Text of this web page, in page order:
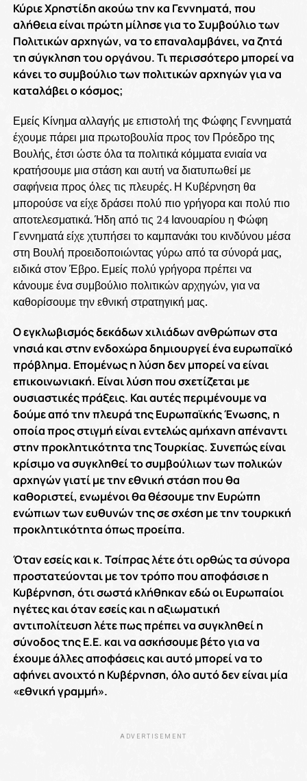
Κύριε Χρηστίδη ακούω την κα Γεννηματά, που
αλήθεια είναι πρώτη μίλησε για το Συμβούλιο των
Πολιτικών αρχηγών, να το επαναλαμβάνει, να ζητά
τη σύγκληση του οργάνου. Τι περισσότερο μπορεί να
κάνει το συμβούλιο των πολιτικών αρχηγών για να
καταλάβει ο κόσμος;
Εμείς Κίνημα αλλαγής με επιστολή της Φώφης Γεννηματά
έχουμε πάρει μια πρωτοβουλία προς τον Πρόεδρο της
Βουλής, έτσι ώστε όλα τα πολιτικά κόμματα ενιαία να
κρατήσουμε μια στάση και αυτή να διατυπωθεί με
σαφήνεια προς όλες τις πλευρές. Η Κυβέρνηση θα
μπορούσε να είχε δράσει πολύ πιο γρήγορα και πολύ πιο
αποτελεσματικά. Ήδη από τις 24 Ιανουαρίου η Φώφη
Γεννηματά είχε χτυπήσει το καμπανάκι του κινδύνου μέσα
στη Βουλή προειδοποιώντας γύρω από τα σύνορά μας,
ειδικά στον Έβρο. Εμείς πολύ γρήγορα πρέπει να
κάνουμε ένα συμβούλιο πολιτικών αρχηγών, για να
καθορίσουμε την εθνική στρατηγική μας.
Ο εγκλωβισμός δεκάδων χιλιάδων ανθρώπων στα
νησιά και στην ενδοχώρα δημιουργεί ένα ευρωπαϊκό
πρόβλημα. Επομένως η λύση δεν μπορεί να είναι
επικοινωνιακή. Είναι λύση που σχετίζεται με
ουσιαστικές πράξεις. Και αυτές περιμένουμε να
δούμε από την πλευρά της Ευρωπαϊκής Ένωσης, η
οποία προς στιγμή είναι εντελώς αμήχανη απέναντι
στην προκλητικότητα της Τουρκίας. Συνεπώς είναι
κρίσιμο να συγκληθεί το συμβούλιων των πολικών
αρχηγών γιατί με την εθνική στάση που θα
καθοριστεί, ενωμένοι θα θέσουμε την Ευρώπη
ενώπιων των ευθυνών της σε σχέση με την τουρκική
προκλητικότητα όπως προείπα.
Όταν εσείς και κ. Τσίπρας λέτε ότι ορθώς τα σύνορα
προστατεύονται με τον τρόπο που αποφάσισε η
Κυβέρνηση, ότι σωστά κλήθηκαν εδώ οι Ευρωπαίοι
ηγέτες και όταν εσείς και η αξιωματική
αντιπολίτευση λέτε πως πρέπει να συγκληθεί η
σύνοδος της Ε.Ε. και να ασκήσουμε βέτο για να
έχουμε άλλες αποφάσεις και αυτό μπορεί να το
αφήνει ανοιχτό η Κυβέρνηση, όλο αυτό δεν είναι μία
«εθνική γραμμή».
ADVERTISEMENT